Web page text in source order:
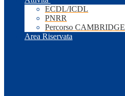
ECDL/ICDL
PNRR
Percorso CAMBRIDGE
Area Riservata